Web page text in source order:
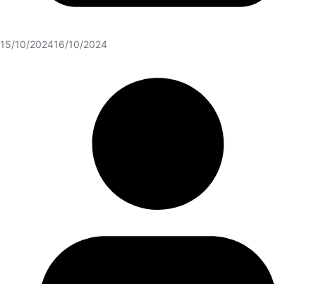
15/10/202416/10/2024